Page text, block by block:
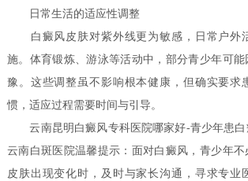
日常生活的适应性调整
白癜风皮肤对紫外线更为敏感，日常户外
施。体育锻炼、游泳等活动中，部分青少年可
豫。这些调整虽不影响根本健康，但确实要求
惯，适应过程需要时间与引导。
云南昆明白癜风专科医院哪家好-青少年患白
云南白斑医院温馨提示：面对白癜风，青少年不
皮肤出现变化时，及时与家长沟通，寻求专业